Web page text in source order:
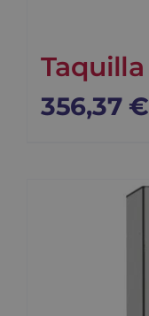
Taquilla
356,37 €